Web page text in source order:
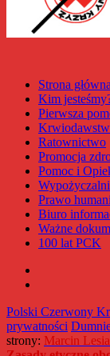
Strona główna
Kim
Pierwsza
Ratownictwo
Promocja
Pomoc i
Prawo
Biuro
Ważne
100 lat PCK
Polski Czerwony
prywatności
strony: Marcin